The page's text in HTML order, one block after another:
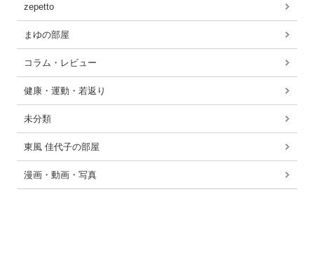
zepetto
まゆの部屋
コラム・レビュー
健康・運動・若返り
未分類
東風 佳代子の部屋
漫画・動画・写真